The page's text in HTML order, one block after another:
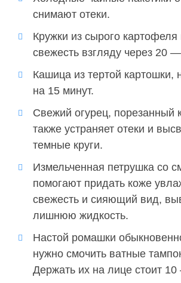
снимают отеки.
Кружки из сырого картофеля
свежесть взгляду через 20
Кашица из тертой картошки,
на 15 минут.
Свежий огурец, порезанный
также устраняет отеки и
темные круги.
Измельченная петрушка со
помогают придать коже
свежесть и сияющий вид,
лишнюю жидкость.
Настой ромашки
нужно смочить ватные
Держать их на лице стоит